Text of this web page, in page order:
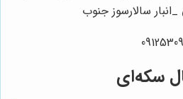
سالارسوز جنوب
سکه‌ای